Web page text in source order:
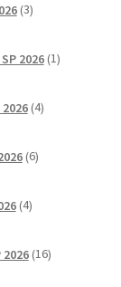
3izdelki
2026 1izdelek
4izdelki
6izdelkov
4izdelki
16izdelkov